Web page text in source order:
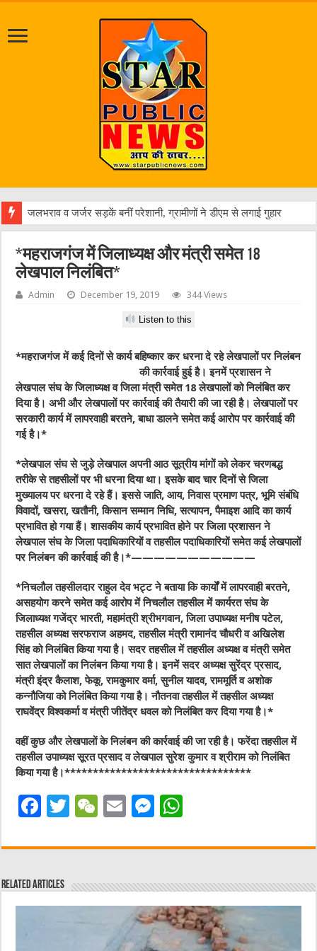
एक वारंटी
*महराजगंज में जिलाध्यक्ष और मंत्री समेत 18
लेखपाल निलंबित*
Admin December 19, 2019 344 Views
Listen to this
*महराजगंज में कई दिनों से कार्य बहिष्कार कर धरना देरहे लेखपालों पर निलंबन
की कार्रवाई हुई है। इनमें प्रशासन ने
लेखपाल संघ के जिलाध्यक्ष व जिला मंत्री समेत 18 लेखपालों को निलंबित कर
दिया है। अभी और लेखपालों पर कार्रवाई की तैयारी की जा रही है। लेखपालों पर
सरकारी कार्य में लापरवाही बरतने, बाधा डालने समेत कई आरोप पर कार्रवाई की
गई है।*
*लेखपाल संघ से जुड़े लेखपाल अपनी आठ सूत्रीय मांगों को लेकर चरणबद्ध
तरीके से तहसीलों पर भी धरना दिया था। इसके बाद चार दिनों से जिला
मुख्यालय पर धरना दे रहे हैं। इससे जाति, आय, निवास प्रमाण पत्र, भूमि संबंधि
विवादों, खसरा, खतौनी, किसान सम्मान निधि, सत्यापन, पैमाइश आदि का कार्य
प्रभावित हो गया हैं। शासकीय कार्य प्रभावित होने पर जिला प्रशासन ने
लेखपाल संघ के जिला पदाधिकारियों व तहसील पदाधिकारियों समेत कई लेखपालों
पर निलंबन की कार्रवाई की है।*———————————
*निचलौल तहसीलदार राहुल देव भट्ट ने बताया कि कार्यों में लापरवाही बरतने,
असहयोग करने समेत कई आरोप में निचलौल तहसील में कार्यरत संघ के
जिलाध्यक्ष गजेंद्र भारती, महामंत्री श्रीभगवान, जिला उपाध्यक्ष मनीष पटेल,
तहसील अध्यक्ष सरफराज अहमद, तहसील मंत्री रामानंद चौधरी व अखिलेश
सिंह को निलंबित किया गया है। सदर तहसील में तहसील अध्यक्ष व मंत्री समेत
सात लेखपालों का निलंबन किया गया है। इनमें सदर अध्यक्ष सुरेंद्र प्रसाद,
मंत्री इंद्र कैलाश, फेकू, रामकुमार वर्मा, सुनील यादव, राममूर्ति व अशोक
कन्नौजिया को निलंबित किया गया है। नौतनवा तहसील में तहसील अध्यक्ष
राघवेंद्र विश्वकर्मा व मंत्री जीतेंद्र धवल को निलंबित कर दिया गया है।*
वहीं कुछ और लेखपालों के निलंबन की कार्रवाई की जा रही है। फरेंदा तहसील में
तहसील उपाध्यक्ष सूरत प्रसाद व लेखपाल सुरेश कुमार व श्रीराम को निलंबित
किया गया है।*********************************
F
c
e
b
T
it
r
W
C
at
E
ai
M
ss
n
g
er
at
A
p
p
Related Articles